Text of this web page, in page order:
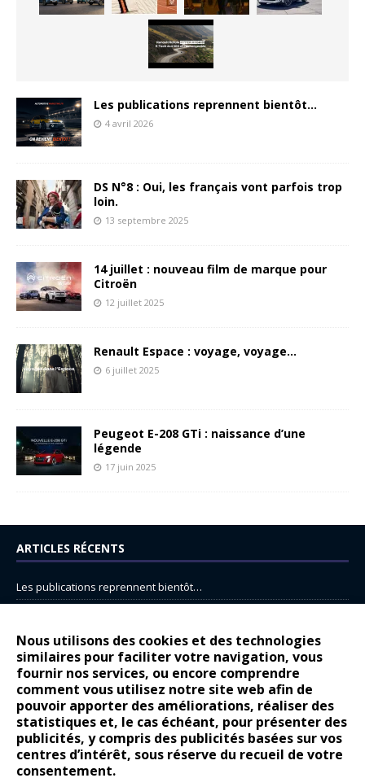
Nous utilisons des cookies et des technologies
similaires pour faciliter votre navigation, vous
fournir nos services, ou encore comprendre
comment vous utilisez notre site web afin de
pouvoir apporter des améliorations, réaliser des
statistiques et, le cas échéant, pour présenter des
publicités, y compris des publicités basées sur vos
centres d’intérêt, sous réserve du recueil de votre
consentement.
Les publications reprennent bientôt…
4 avril 2026
DS N°8 : Oui, les français vont parfois trop
loin.
13 septembre 2025
14 juillet : nouveau film de marque pour
Citroën
12 juillet 2025
Renault Espace : voyage, voyage…
6 juillet 2025
Peugeot E-208 GTi : naissance d’une
légende
17 juin 2025
ARTICLES RÉCENTS
Les publications reprennent bientôt…
14 juillet : nouveau film de marque pour Citroën
Renault Espace : voyage, voyage…
Peugeot E-208 GTi : naissance d’une légende
COMMENTAIRES RÉCENTS
Bernard DardartdansDacia Sandero : pour les gens vrais